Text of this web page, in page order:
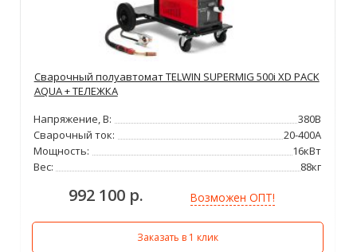
Сварочный полуавтомат TELWIN SUPERMIG 500i XD PACK
AQUA + ТЕЛЕЖКА
Напряжение, В:
380В
Сварочный ток:
20-400А
Мощность:
16кВт
Вес:
88кг
992 100 р. Возможен ОПТ!
Заказать в 1 клик